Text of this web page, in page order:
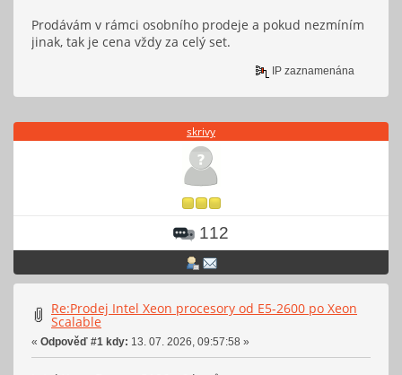
Prodávám v rámci osobního prodeje a pokud nezmíním
jinak, tak je cena vždy za celý set.
IP zaznamenána
skrivy
112
Re:Prodej Intel Xeon procesory od E5-2600 po Xeon
Scalable
« Odpověď #1 kdy: 13. 07. 2026, 09:57:58 »